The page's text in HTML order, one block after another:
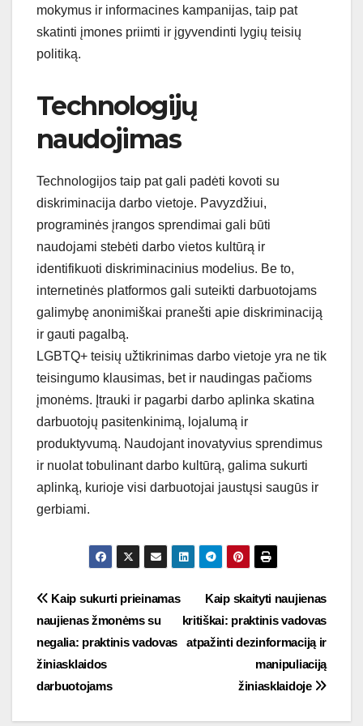
mokymus ir informacines kampanijas, taip pat
skatinti įmones priimti ir įgyvendinti lygių teisių
politiką.
Technologijų
naudojimas
Technologijos taip pat gali padėti kovoti su
diskriminacija darbo vietoje. Pavyzdžiui,
programinės įrangos sprendimai gali būti
naudojami stebėti darbo vietos kultūrą ir
identifikuoti diskriminacinius modelius. Be to,
internetinės platformos gali suteikti darbuotojams
galimybę anonimiškai pranešti apie diskriminaciją
ir gauti pagalbą.
LGBTQ+ teisių užtikrinimas darbo vietoje yra ne tik
teisingumo klausimas, bet ir naudingas pačioms
įmonėms. Įtrauki ir pagarbi darbo aplinka skatina
darbuotojų pasitenkinimą, lojalumą ir
produktyvumą. Naudojant inovatyvius sprendimus
ir nuolat tobulinant darbo kultūrą, galima sukurti
aplinką, kurioje visi darbuotojai jaustųsi saugūs ir
gerbiami.
Navigacija
tarp
įrašų
Kaip skaityti naujienas
kritiškai: praktinis vadovas
atpažinti dezinformaciją ir
manipuliaciją
žiniasklaidoje
Kaip sukurti prieinamas
naujienas žmonėms su
negalia: praktinis vadovas
žiniasklaidos
darbuotojams